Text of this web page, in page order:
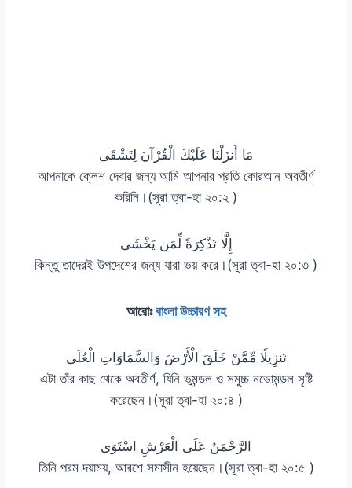
مَا أَنزَلْنَا عَلَيْكَ الْقُرْآنَ لِتَشْقَى
আপনাকে ক্লেশ দেবার জন্য আমি আপনার প্রতি কোরআন অবতীর্ণ
করিনি।(সূরা ত্বা-হা ২০:২ )
إِلَّا تَذْكِرَةً لِّمَن يَخْشَى
কিন্তু তাদেরই উপদেশের জন্য যারা ভয় করে।(সূরা ত্বা-হা ২০:৩ )
আরোঃবাংলা উচ্চারণ সহ
تَنزِيلًا مِّمَّنْ خَلَقَ الْأَرْضَ وَالسَّمَاوَاتِ الْعُلَى
এটা তাঁর কাছ থেকে অবতীর্ণ, যিনি ভূমন্ডল ও সমুচ্চ নভোমন্ডল সৃষ্টি
করেছেন।(সূরা ত্বা-হা ২০:৪ )
الرَّحْمَنُ عَلَى الْعَرْشِ اسْتَوَى
তিনি পরম দয়াময়, আরশে সমাসীন হয়েছেন।(সূরা ত্বা-হা ২০:৫ )